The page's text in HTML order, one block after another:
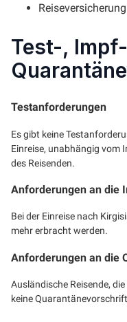
Test-,
Testanforderungen
Es gibt keine
Einreise, unabhängig vom
des Reisenden.
Anforderungen an die
Bei der Einreise nach
mehr erbracht werden.
Anforderungen an die
Ausländische Reisende,
keine